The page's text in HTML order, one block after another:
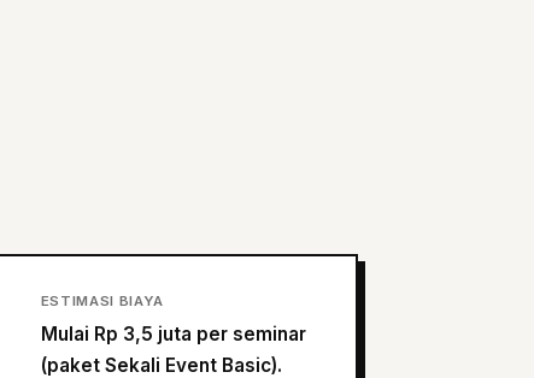
ESTIMASI BIAYA
Mulai Rp 3,5 juta per seminar
(paket Sekali Event Basic).